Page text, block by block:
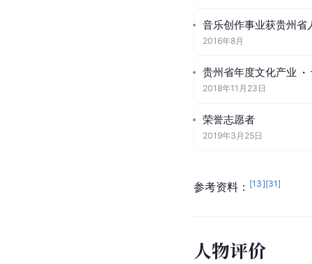
音乐创作事业获贵州省
2016年8月
贵州省年度文化产业 ·
2018年11月23日
荣誉志愿者
2019年3月25日
参考资料： [13][31]
人物评价